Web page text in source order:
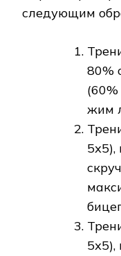
следующим
80%
жим
5х5),